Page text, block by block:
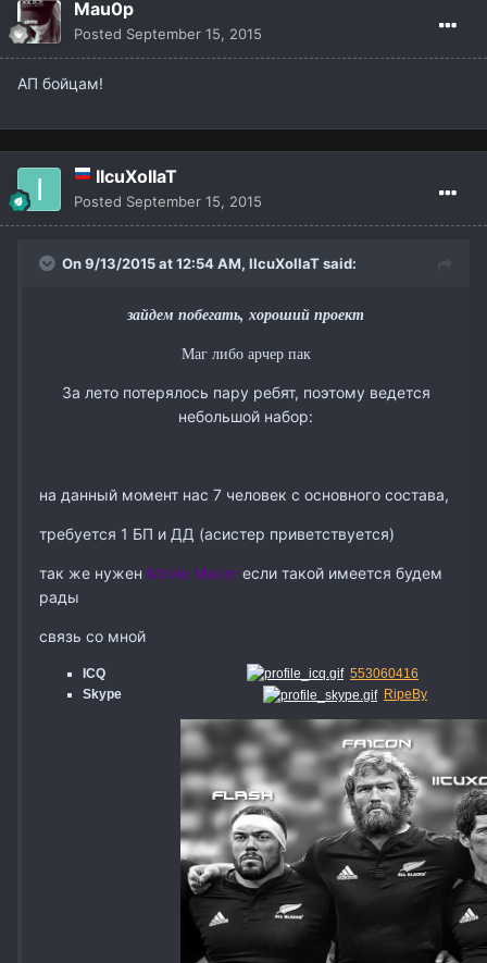
Mau0p
Posted September 15, 2015
АП бойцам!
IIcuXoIIaT
Posted September 15, 2015
On 9/13/2015 at 12:54 AM, IIcuXoIIaTsaid:
зайдем побегать, хороший проект
Маг либо арчер пак
За лето потерялось пару ребят, поэтому ведется
небольшой набор:
на данный момент нас 7 человек с основного состава,
требуется 1 БП и ДД (асистер приветствуется)
так же нужен Movie Maker если такой имеется будем
рады
связь со мной
ICQ
553060416
Skype
RipeBy